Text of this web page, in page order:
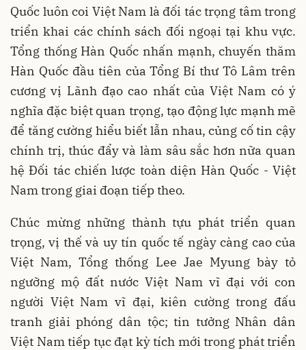
Quốc luôn coi Việt Nam là đối tác trọng tâm trong
triển khai các chính sách đối ngoại tại khu vực.
Tổng thống Hàn Quốc nhấn mạnh, chuyến thăm
Hàn Quốc đầu tiên của Tổng Bí thư Tô Lâm trên
cương vị Lãnh đạo cao nhất của Việt Nam có ý
nghĩa đặc biệt quan trọng, tạo động lực mạnh mẽ
để tăng cường hiểu biết lẫn nhau, củng cố tin cậy
chính trị, thúc đẩy và làm sâu sắc hơn nữa quan
hệ Đối tác chiến lược toàn diện Hàn Quốc - Việt
Nam trong giai đoạn tiếp theo.
Chúc mừng những thành tựu phát triển quan
trọng, vị thế và uy tín quốc tế ngày càng cao của
Việt Nam, Tổng thống Lee Jae Myung bày tỏ
ngưỡng mộ đất nước Việt Nam vĩ đại với con
người Việt Nam vĩ đại, kiên cường trong đấu
tranh giải phóng dân tộc; tin tưởng Nhân dân
Việt Nam tiếp tục đạt kỳ tích mới trong phát triển